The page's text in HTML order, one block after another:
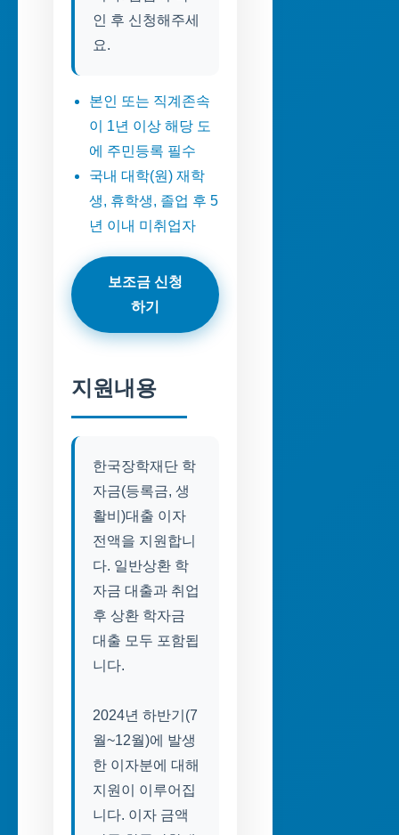
인 후 신청해주세
요.
본인 또는 직계존속
이 1년 이상 해당 도
에 주민등록 필수
국내 대학(원) 재학
생, 휴학생, 졸업 후 5
년 이내 미취업자
보조금 신청
하기
지원내용
한국장학재단 학
자금(등록금, 생
활비)대출 이자
전액을 지원합니
다. 일반상환 학
자금 대출과 취업
후 상환 학자금
대출 모두 포함됩
니다.
2024년 하반기(7
월~12월)에 발생
한 이자분에 대해
지원이 이루어집
니다. 이자 금액